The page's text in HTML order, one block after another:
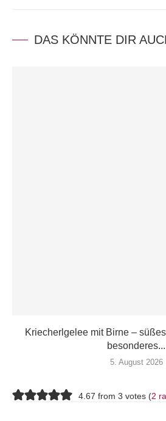
DAS KÖNNTE DIR
Kriecherlgelee mit Birne –
besonderes...
5. August 2026
4.67 from 3 votes (2